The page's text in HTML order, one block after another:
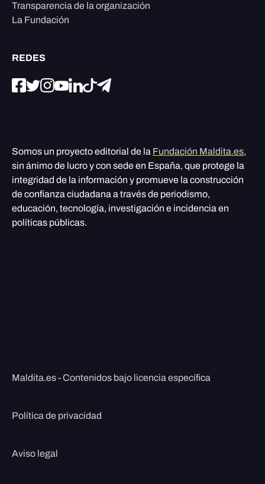
Transparencia de la organización
La Fundación
REDES
Somos un proyecto editorial de la Fundación Maldita.es,
sin ánimo de lucro y con sede en España, que protege la
integridad de la información y promueve la construcción
de confianza ciudadana a través de periodismo,
educación, tecnología, investigación e incidencia en
políticas públicas.
Maldita.es - Contenidos bajo licencia específica
Política de privacidad
Aviso legal